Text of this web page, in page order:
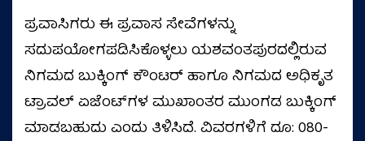
ಪ್ರವಾಸಿಗರು ಈ ಪ್ರವಾಸ ಸೇವೆಗಳನ್ನು
ಸದುಪಯೋಗಪಡಿಸಿಕೊಳ್ಳಲು ಯಶವಂತಪುರದಲ್ಲಿರುವ
ನಿಗಮದ ಬುಕ್ಕಿಂಗ್ ಕೌಂಟರ್‌ ಹಾಗೂ ನಿಗಮದ ಅಧಿಕೃತ
ಟ್ರಾವಲ್ ಏಜೆಂಟ್‌ಗಳ ಮುಖಾಂತರ ಮುಂಗಡ ಬುಕ್ಕಿಂಗ್‌
ಮಾಡಬಹುದು ಎಂದು ತಿಳಿಸಿದೆ. ವಿವರಗಳಿಗೆ ದೂ: 080-